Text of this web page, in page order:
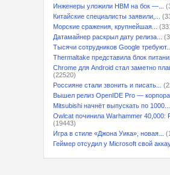
Инженеры уложили HBM на бок —...
Китайские специалисты заявили,...
Морские сражения, крупнейшая...
Датамайнер раскрыл дату релиза...
Тысячи сотрудников Google требуют...
Thermaltake представила блок
Chrome для Android стал заметно
(22520)
Россияне стали звонить и писать...
Вышел релиз OpenIDE Pro —
Mitsubishi начнёт выпускать по 1000...
Owlcat починила Warhammer 40,000:
(19443)
Игра в стиле «Джона Уика», новая...
Геймер отсудил у Microsoft свой